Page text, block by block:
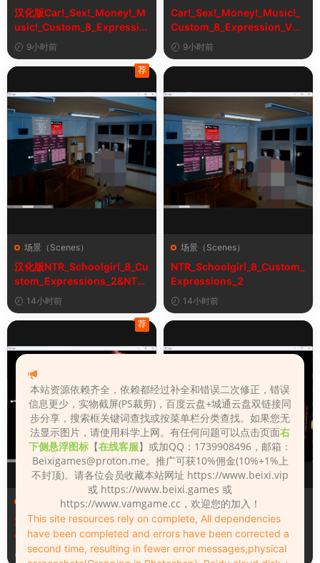
汉化版Car!_Sex!_Money!_M
usic!_Custom_8_Expressio
n_V2_1&车！性！钱！音乐！
自定义表情
9小时前
Car!_Sex!_Money!_Music!_
Custom_8_Expression_V2_
1
9小时前
场景（Scenes）
汉化版NTR_Schoolgirl_8_Cu
stom_Expressions_2&NTR
女学生8自定义表情
14小时前
荐
场景（Scenes）
NTR_Schoolgirl_8_Custom_
Expressions_2
14小时前
场景（Scenes）
汉化版Fall_Of_Dynasty_Silh
ouette_Play_Bug_Fixed_2&
《王朝陨落》剪影玩法修复版
3天前
荐
场景（Scenes）
Fall_Of_Dynasty_Silhouette
_Play_Bug_Fixed_2
3天前
本站资源依赖齐全，依赖都经过补全和错误二次修正，错误
信息更少，实物截屏(PS裁剪)，百度云盘+城通云盘双链接同
步分享，搜索框关键词查找或按菜单栏分类查找。如果您无
法显示图片，请使用科学上网。有任何问题可以点击页面右
下侧悬浮图标 【在线客服】或加QQ：1739908496，邮箱：
Beixigames@proton.me。推广可获10%佣金(10%+1%上
不封顶)。请各位会员收藏本站网址 https://www.beixi.vip
或 https://www.beixi.games 或
https://www.vamgame.cc，欢迎您的加入！
This site resources rely on complete, All dependencies
have been completed and errors have been corrected a
second time, resulting in fewer error messages,physical